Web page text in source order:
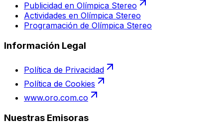
Publicidad en Olímpica Stereo
Actividades en Olímpica Stereo
Programación de Olímpica Stereo
Información Legal
Política de Privacidad
Política de Cookies
www.oro.com.co
Nuestras Emisoras